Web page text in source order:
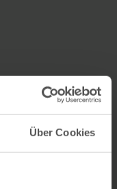
Über Cookies